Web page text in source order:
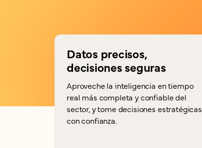
Datos precisos,
decisiones seguras
Aproveche la inteligencia en tiempo
real más completa y confiable del
sector, y tome decisiones estratégicas
con confianza.